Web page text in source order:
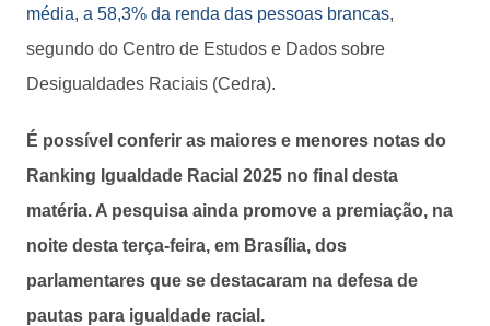
média, a 58,3% da renda das pessoas brancas,
segundo do Centro de Estudos e Dados sobre
Desigualdades Raciais (Cedra).
É possível conferir as maiores e menores notas do
Ranking Igualdade Racial 2025 no final desta
matéria. A pesquisa ainda promove a premiação, na
noite desta terça-feira, em Brasília, dos
parlamentares que se destacaram na defesa de
pautas para igualdade racial.